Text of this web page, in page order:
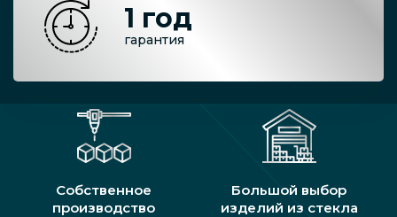
1 год
гарантия
Собственное
производство
Большой выбор
изделий из стекла